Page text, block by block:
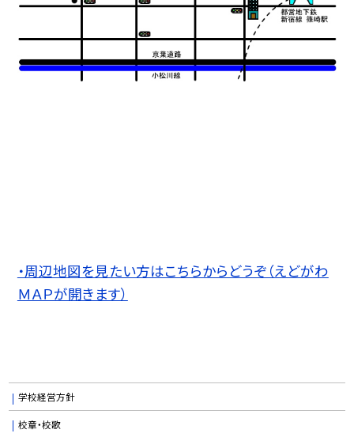
・周辺地図を見たい方はこちらからどうぞ（えどがわ
ＭＡＰが開きます）
学校経営方針
校章・校歌